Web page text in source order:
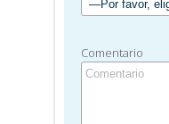
Comentario